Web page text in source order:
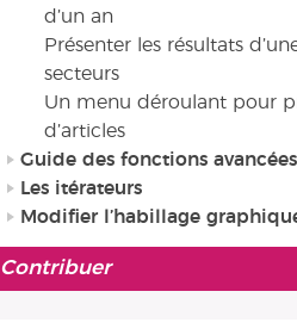
d’un an
Présenter les résultats
secteurs
Un menu déroulant pour
d’articles
Guide des fonctions avancées
Les itérateurs
Modifier l’habillage
Contribuer